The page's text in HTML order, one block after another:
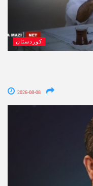
کوردستان
2026-08-08